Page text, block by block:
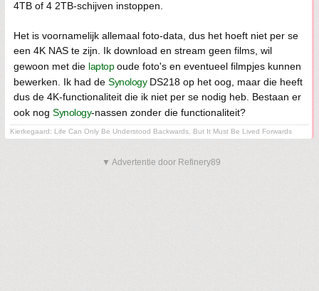
4TB of 4 2TB-schijven instoppen.
Het is voornamelijk allemaal foto-data, dus het hoeft niet per se
een 4K NAS te zijn. Ik download en stream geen films, wil
gewoon met die laptopoude foto's en eventueel filmpjes kunnen
bewerken. Ik had de SynologyDS218 op het oog, maar die heeft
dus de 4K-functionaliteit die ik niet per se nodig heb. Bestaan er
ook nog Synology-nassen zonder die functionaliteit?
Kierkegaard: Life Can Only Be Understood Backwards, But It Must Be Lived Forwards
▼ Advertentie door Refinery89